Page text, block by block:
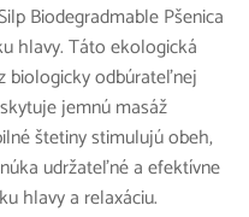
Biodegradmable Pšenica
hlavy. Táto ekologická
biologicky odbúrateľnej
jemnú masáž
štetiny stimulujú obeh,
udržateľné a efektívne
hlavy a relaxáciu.